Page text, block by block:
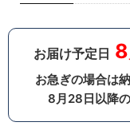
お届け予定日
お急ぎの場合は
8月28日以降